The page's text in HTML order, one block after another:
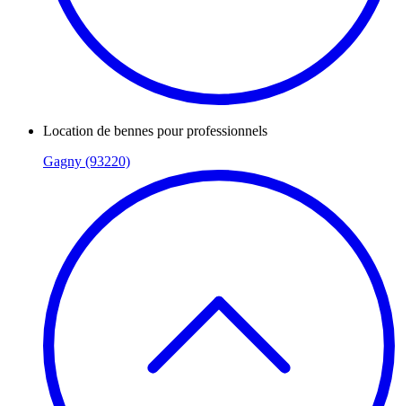
Location de bennes pour professionnels
Gagny (93220)